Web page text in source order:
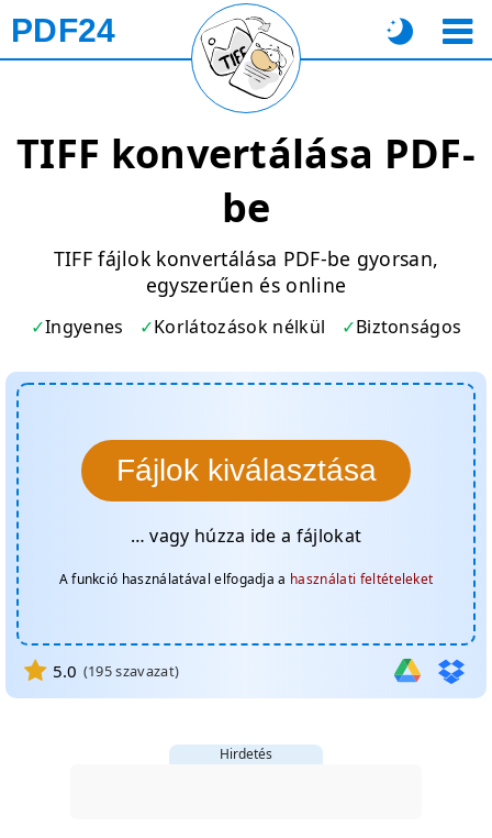
PDF24
TIFF konvertálása PDF-
be
TIFF fájlok konvertálása PDF-be gyorsan,
egyszerűen és online
Ingyenes Korlátozások nélkül Biztonságos
Fájlok kiválasztása
… vagy húzza ide a fájlokat
A funkció használatával elfogadja a használati feltételeket
5.0 (195szavazat)
Hirdetés